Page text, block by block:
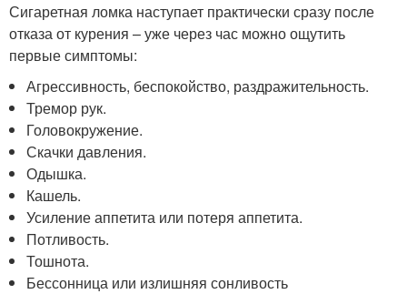
Сигаретная ломка наступает практически сразу после
отказа от курения – уже через час можно ощутить
первые симптомы:
Агрессивность, беспокойство, раздражительность.
Тремор рук.
Головокружение.
Скачки давления.
Одышка.
Кашель.
Усиление аппетита или потеря аппетита.
Потливость.
Тошнота.
Бессонница или излишняя сонливость